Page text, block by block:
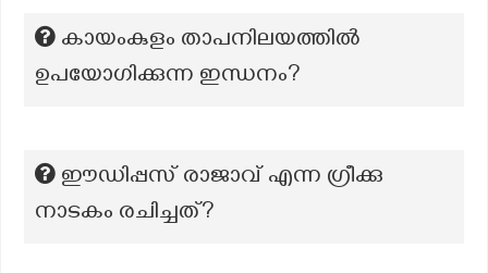
കായംകുളം താപനിലയത്തിൽ
ഉപയോഗിക്കുന്ന ഇന്ധനം?
ഈഡിപ്പസ് രാജാവ് എന്ന ഗ്രീക്കു
നാടകം രചിച്ചത്?